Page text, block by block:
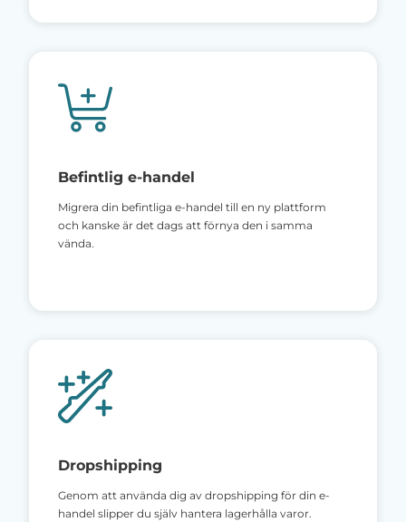
Befintlig e-handel
Migrera din befintliga e-handel till en ny plattform
och kanske är det dags att förnya den i samma
vända.
Dropshipping
Genom att använda dig av dropshipping för din e-
handel slipper du själv hantera lagerhålla varor.